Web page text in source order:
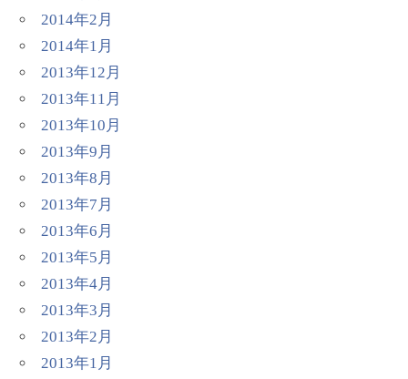
2014年2月
2014年1月
2013年12月
2013年11月
2013年10月
2013年9月
2013年8月
2013年7月
2013年6月
2013年5月
2013年4月
2013年3月
2013年2月
2013年1月